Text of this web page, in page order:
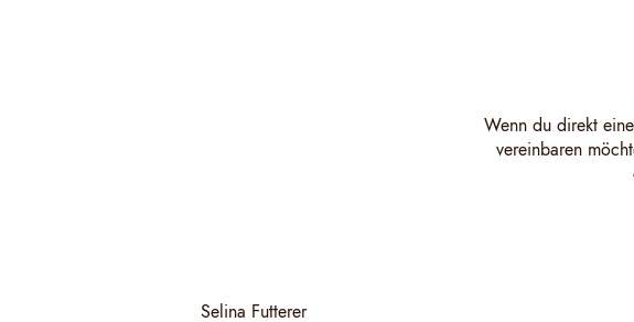
Wenn du direkt
vereinbaren
Selina Futterer